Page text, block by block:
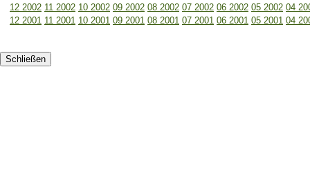
12 2002 11 2002 10 2002 09 2002 08 2002 07 2002 06 2002 05 2002 04
12 2001 11 2001 10 2001 09 2001 08 2001 07 2001 06 2001 05 2001 04